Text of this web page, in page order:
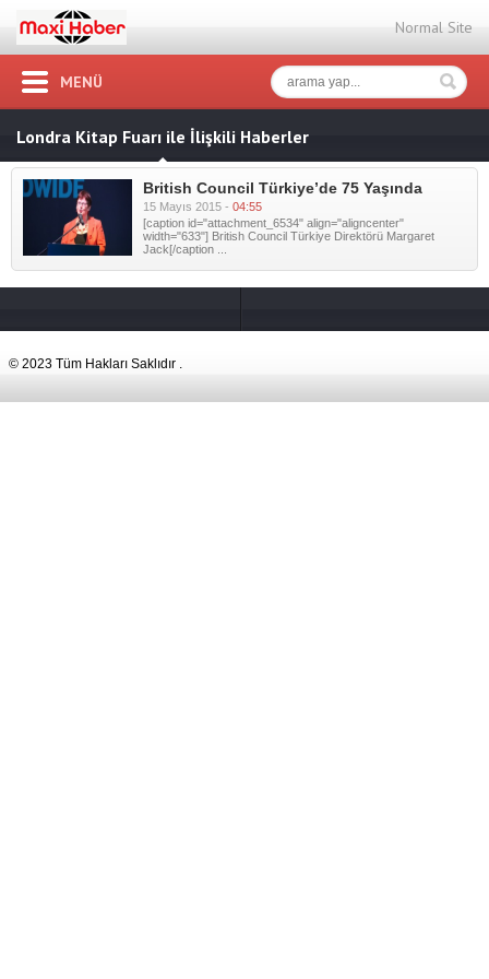
Normal Site
MENÜ
Londra Kitap Fuarı ile İlişkili Haberler
British Council Türkiye’de 75 Yaşında
15 Mayıs 2015 - 04:55
[caption id="attachment_6534" align="aligncenter"
width="633"] British Council Türkiye Direktörü Margaret
Jack[/caption ...
© 2023 Tüm Hakları Saklıdır .